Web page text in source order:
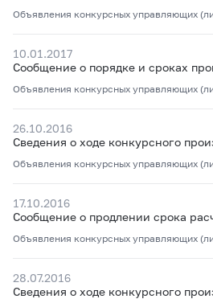
Объявления конкурсных управляющих
10.01.2017
Сообщение о порядке и сроках
Объявления конкурсных управляющих
26.10.2016
Сведения о ходе конкурсного
Объявления конкурсных управляющих
17.10.2016
Сообщение о продлении срока
Объявления конкурсных управляющих
28.07.2016
Сведения о ходе конкурсного